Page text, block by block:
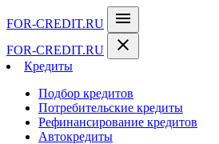
FOR-CREDIT.RU menu
FOR-CREDIT.RU close
Кредиты
Подбор кредитов
Потребительские кредиты
Рефинансирование кредитов
Автокредиты